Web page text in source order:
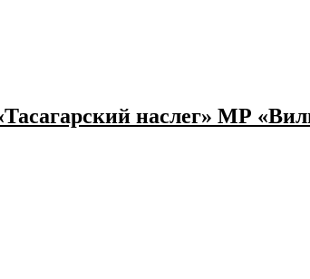
наслег» МР